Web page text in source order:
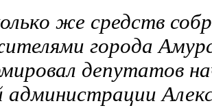
же средств
города
депутатов
администрации